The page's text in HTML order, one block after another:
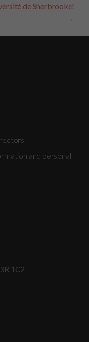
de Sherbrooke!
→
and personal
1C2